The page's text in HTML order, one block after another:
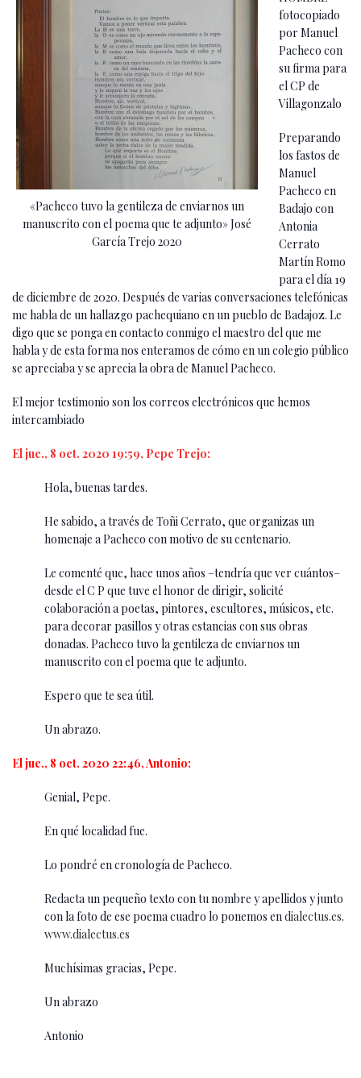
«Pacheco tuvo la gentileza de enviarnos un
manuscrito con el poema que te adjunto» José
García Trejo 2020
fotocopiado
por Manuel
Pacheco con
su firma para
el CP de
Villagonzalo
Preparando
los fastos de
Manuel
Pacheco en
Badajo con
Antonia
Cerrato
Martín Romo
para el día 19
de diciembre de 2020. Después de varias conversaciones telefónicas
me habla de un hallazgo pachequiano en un pueblo de Badajoz. Le
digo que se ponga en contacto conmigo el maestro del que me
habla y de esta forma nos enteramos de cómo en un colegio público
se apreciaba y se aprecia la obra de Manuel Pacheco.
El mejor testimonio son los correos electrónicos que hemos
intercambiado
El jue., 8 oct. 2020 19:59, Pepe Trejo:
Hola, buenas tardes.
He sabido, a través de Toñi Cerrato, que organizas un
homenaje a Pacheco con motivo de su centenario.
Le comenté que, hace unos años –tendría que ver cuántos–
desde el C P que tuve el honor de dirigir, solicité
colaboración a poetas, pintores, escultores, músicos, etc.
para decorar pasillos y otras estancias con sus obras
donadas. Pacheco tuvo la gentileza de enviarnos un
manuscrito con el poema que te adjunto.
Espero que te sea útil.
Un abrazo.
El jue., 8 oct. 2020 22:46, Antonio:
Genial, Pepe.
En qué localidad fue.
Lo pondré en cronología de Pacheco.
Redacta un pequeño texto con tu nombre y apellidos y junto
con la foto de ese poema cuadro lo ponemos en dialectus.es.
www.dialectus.es
Muchísimas gracias, Pepe.
Un abrazo
Antonio